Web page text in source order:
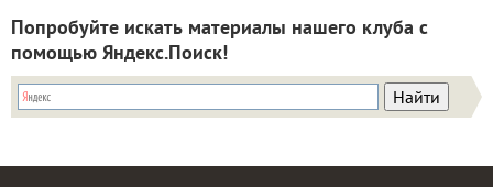
Попробуйте искать материалы нашего клуба с
помощью Яндекс.Поиск!